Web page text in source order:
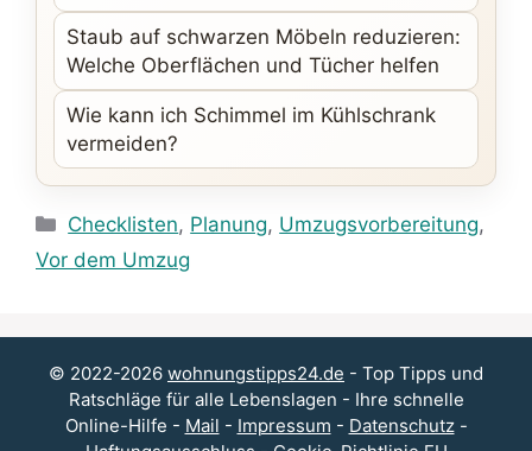
Staub auf schwarzen Möbeln reduzieren:
Welche Oberflächen und Tücher helfen
Wie kann ich Schimmel im Kühlschrank
vermeiden?
Kategorien
Checklisten, Planung, Umzugsvorbereitung,
Vor dem Umzug
© 2022-2026 wohnungstipps24.de - Top Tipps und
Ratschläge für alle Lebenslagen - Ihre schnelle
Online-Hilfe - Mail - Impressum - Datenschutz-